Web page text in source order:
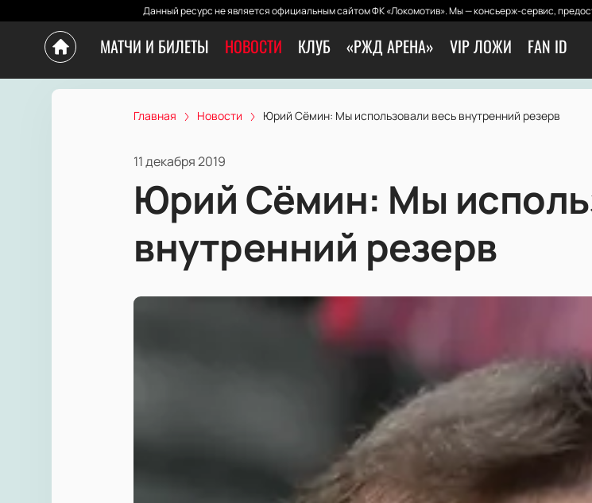
Данный ресурс не является официальным сайтом ФК «Локомотив». Мы — консьерж-сервис,
МАТЧИ И БИЛЕТЫ НОВОСТИ КЛУБ «РЖД АРЕНА» VIP ЛОЖИ FAN ID
Главная Новости Юрий Сёмин: Мы использовали весь внутренний резерв
11 декабря 2019
Юрий Сёмин: Мы
внутренний резерв